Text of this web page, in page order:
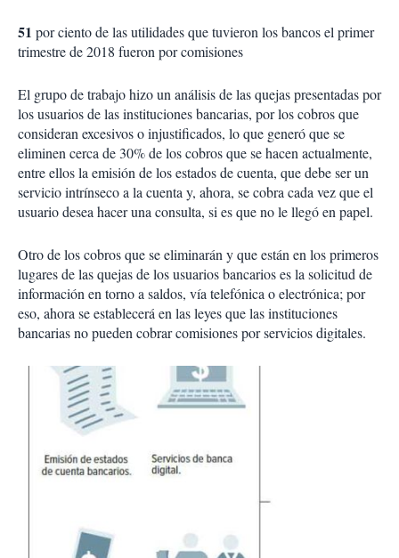
51 por ciento de las utilidades que tuvieron los bancos el primer
trimestre de 2018 fueron por comisiones
El grupo de trabajo hizo un análisis de las quejas presentadas por
los usuarios de las instituciones bancarias, por los cobros que
consideran excesivos o injustificados, lo que generó que se
eliminen cerca de 30% de los cobros que se hacen actualmente,
entre ellos la emisión de los estados de cuenta, que debe ser un
servicio intrínseco a la cuenta y, ahora, se cobra cada vez que el
usuario desea hacer una consulta, si es que no le llegó en papel.
Otro de los cobros que se eliminarán y que están en los primeros
lugares de las quejas de los usuarios bancarios es la solicitud de
información en torno a saldos, vía telefónica o electrónica; por
eso, ahora se establecerá en las leyes que las instituciones
bancarias no pueden cobrar comisiones por servicios digitales.